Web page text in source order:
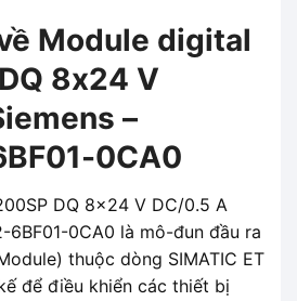
Module digital
8x24 V
–
0CA0
DQ 8x24 V DC/0.5 A
6BF01-0CA0 là mô-đun đầu ra
thuộc dòng SIMATIC ET
để điều khiển các thiết bị